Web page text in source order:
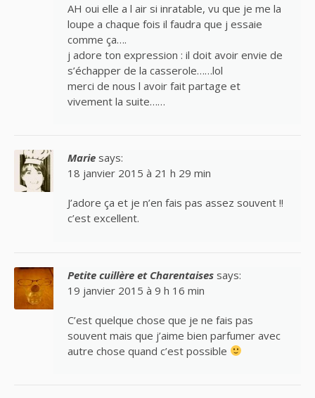
AH oui elle a l air si inratable, vu que je me la
loupe a chaque fois il faudra que j essaie
comme ça….
j adore ton expression : il doit avoir envie de
s’échapper de la casserole……lol
merci de nous l avoir fait partage et
vivement la suite……
Marie says:
18 janvier 2015 à 21 h 29 min
J’adore ça et je n’en fais pas assez souvent !!
c’est excellent.
Petite cuillère et Charentaises says:
19 janvier 2015 à 9 h 16 min
C’est quelque chose que je ne fais pas
souvent mais que j’aime bien parfumer avec
autre chose quand c’est possible